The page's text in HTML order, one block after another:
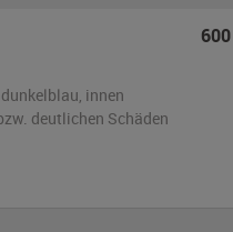
dunkelblau, innen
deutlichen Schäden
600